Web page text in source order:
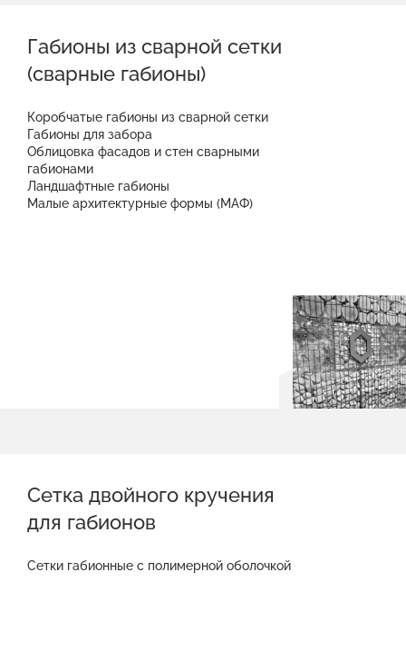
Габионы из сварной сетки
(сварные габионы)
Коробчатые габионы из сварной сетки
Габионы для забора
Облицовка фасадов и стен сварными
габионами
Ландшафтные габионы
Малые архитектурные формы (МАФ)
Сетка двойного кручения
для габионов
Сетки габионные с полимерной оболочкой